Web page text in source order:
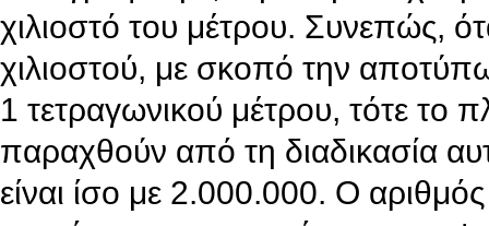
χιλιοστό του μέτρου. Συνεπώς,
χιλιοστού, με σκοπό την
1 τετραγωνικού μέτρου, τότε το
παραχθούν από τη διαδικασία
είναι ίσο με 2.000.000. Ο